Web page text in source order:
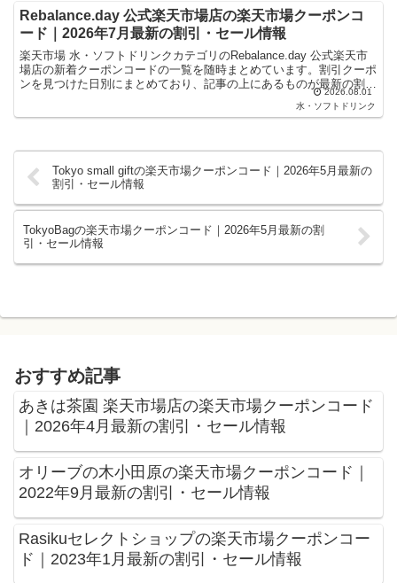
Rebalance.day 公式楽天市場店の楽天市場クーポンコ
ード｜2026年7月最新の割引・セール情報
楽天市場 水・ソフトドリンクカテゴリのRebalance.day 公式楽天市
場店の新着クーポンコードの一覧を随時まとめています。割引クーポ
ンを見つけた日別にまとめており、記事の上にあるものが最新の割引
2026.08.01
水・ソフトドリンク
Tokyo small giftの楽天市場クーポンコード｜2026年5月最新の
割引・セール情報
TokyoBagの楽天市場クーポンコード｜2026年5月最新の割
引・セール情報
おすすめ記事
あきは茶園 楽天市場店の楽天市場クーポンコード
｜2026年4月最新の割引・セール情報
オリーブの木小田原の楽天市場クーポンコード｜
2022年9月最新の割引・セール情報
Rasikuセレクトショップの楽天市場クーポンコー
ド｜2023年1月最新の割引・セール情報